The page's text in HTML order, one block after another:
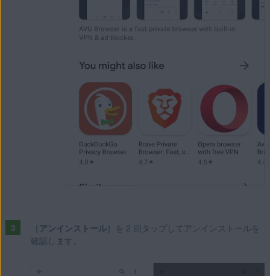
アンインストール］を 2 回タップしてアンインストールを
確認します。